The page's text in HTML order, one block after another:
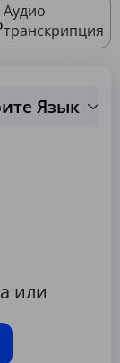
Аудио
транскрипция
Язык
или